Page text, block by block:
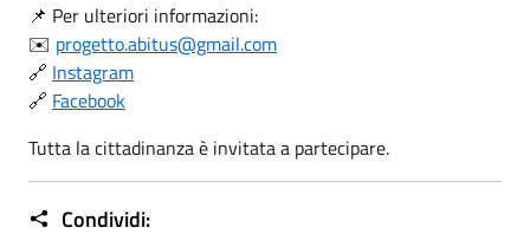
📌 Per ulteriori informazioni:
✉️ progetto.abitus@gmail.com
🔗 Instagram
🔗 Facebook
Tutta la cittadinanza è invitata a partecipare.
Condividi: